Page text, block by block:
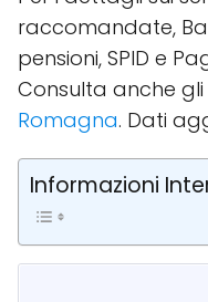
raccomandate,
pensioni, SPID e
Consulta anche gli
Romagna. Dati
Informazioni